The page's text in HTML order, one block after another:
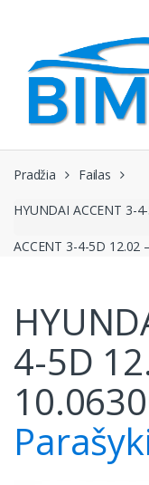
navigacijos
Pradžia Failas
HYUNDAI ACCENT 3-
ACCENT 3-4-5D 12.02
4-5D